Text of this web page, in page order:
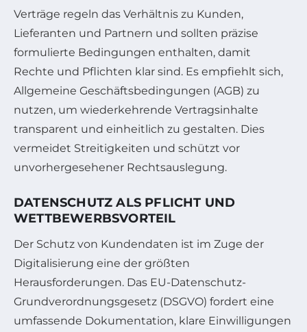
Verträge regeln das Verhältnis zu Kunden,
Lieferanten und Partnern und sollten präzise
formulierte Bedingungen enthalten, damit
Rechte und Pflichten klar sind. Es empfiehlt sich,
Allgemeine Geschäftsbedingungen (AGB) zu
nutzen, um wiederkehrende Vertragsinhalte
transparent und einheitlich zu gestalten. Dies
vermeidet Streitigkeiten und schützt vor
unvorhergesehener Rechtsauslegung.
DATENSCHUTZ ALS PFLICHT UND
WETTBEWERBSVORTEIL
Der Schutz von Kundendaten ist im Zuge der
Digitalisierung eine der größten
Herausforderungen. Das EU-Datenschutz-
Grundverordnungsgesetz (DSGVO) fordert eine
umfassende Dokumentation, klare Einwilligungen